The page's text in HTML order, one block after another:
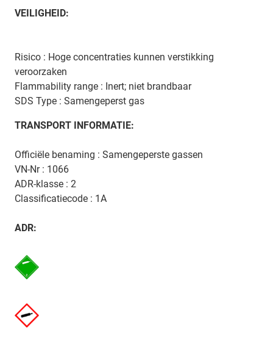
VEILIGHEID:
Risico : Hoge concentraties kunnen verstikking
veroorzaken
Flammability range : Inert; niet brandbaar
SDS Type : Samengeperst gas
TRANSPORT INFORMATIE:
Officiële benaming : Samengeperste gassen
VN-Nr : 1066
ADR-klasse : 2
Classificatiecode : 1A
ADR: